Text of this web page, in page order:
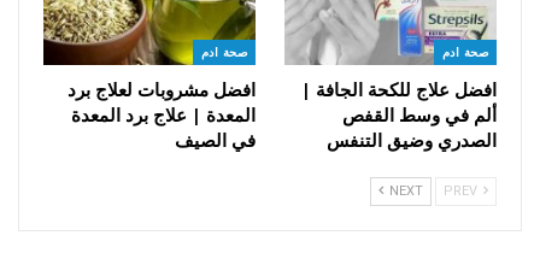
صحة ادم
افضل علاج للكحة الجافة |
ألم في وسط القفص
الصدري وضيق التنفس
صحة ادم
افضل مشروبات لعلاج برد
المعدة | علاج برد المعدة
في الصيف
NEXT